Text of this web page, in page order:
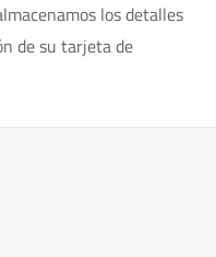
los detalles
de su tarjeta de